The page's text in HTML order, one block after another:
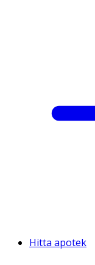
Hitta apotek